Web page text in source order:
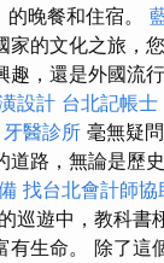
的晚餐和住宿。
家的文化之旅，
趣，還是外國流
設計 台北記帳士
牙醫診所 毫無疑
路，無論是歷
找台北會計師協
巡遊中，教科書
有生命。 除了這